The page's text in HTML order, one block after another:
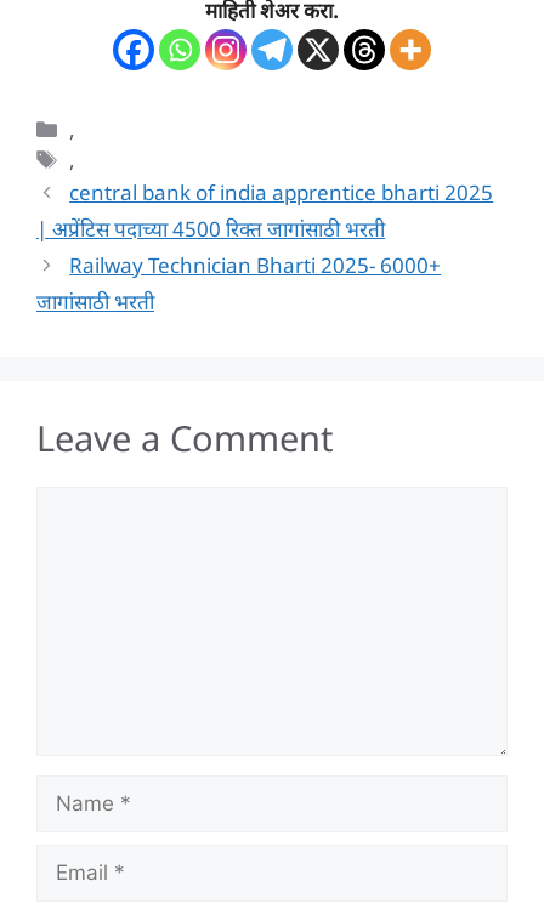
माहिती शेअर करा.
Categories
,
Tags
,
central bank of india apprentice bharti 2025
| अप्रेंटिस पदाच्या 4500 रिक्त जागांसाठी भरती
Railway Technician Bharti 2025- 6000+
जागांसाठी भरती
Leave a Comment
Name
Email